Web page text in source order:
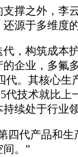
支撑之外，李
源于多维度
，构筑成本
企业，多氟
代。其核心生
代技术就比上
续处于行业
四代产品和
间。”